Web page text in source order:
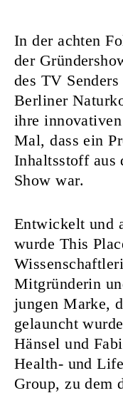
In der achten
der
des TV
Berliner
ihre
Mal, dass ein
Inhaltsstoff aus
Show war.
Entwickelt und
wurde This
Mitgründerin
jungen Marke,
gelauncht
Hänsel und
Health- und
Group, zu dem